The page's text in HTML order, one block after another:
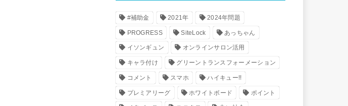
#補助金 2021年 2024年問題
PROGRESS SiteLock あっちゃん
イソンギュン オンラインサロン活用
キャラ付け グリーントランスフォーメーション
コメント スマホ ハイキュー!!
プレミアリーグ ホワイトボード ポイント